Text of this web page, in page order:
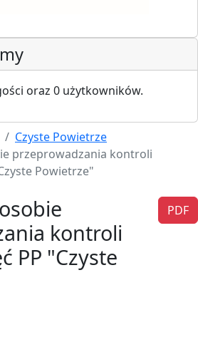
oraz 0 użytkowników.
Czyste Powietrze
przeprowadzania kontroli
Powietrze"
PDF
kontroli
PP "Czyste